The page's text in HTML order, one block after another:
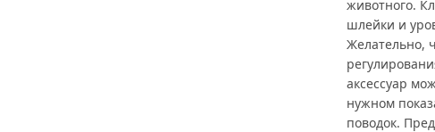
животного.
шлейки и
Желательно,
аксессуар
нужном
поводок.